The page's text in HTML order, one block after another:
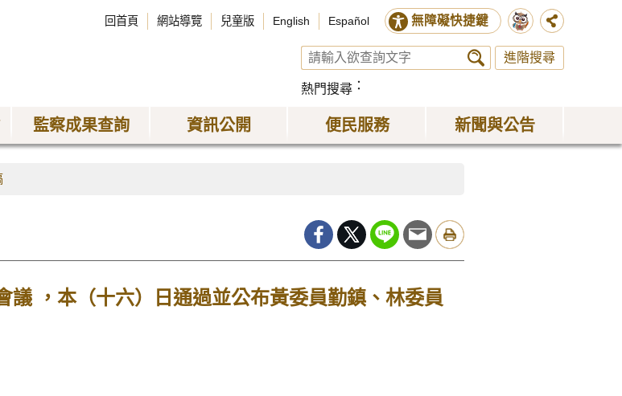
回首頁 網站導覽 兒童版 English Español 無障礙快捷鍵
進階搜尋
熱門搜尋
監察成果查詢 資訊公開 便民服務 新聞與公告
議 ，本（十六）日通過並公布黃委員勤鎮、林委員